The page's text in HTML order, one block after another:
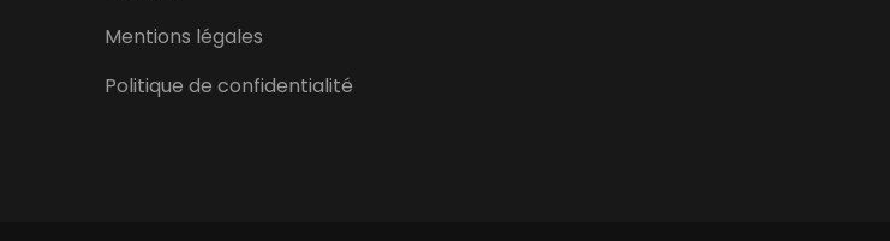
Mentions légales
Politique de confidentialité